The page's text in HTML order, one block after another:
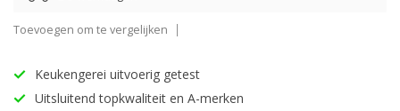
Toevoegen om te vergelijken
Keukengerei uitvoerig getest
Uitsluitend topkwaliteit en A-merken